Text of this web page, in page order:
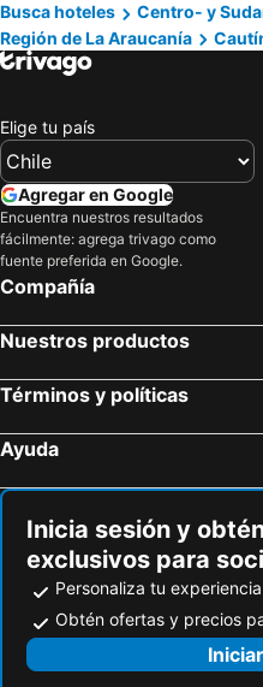
Busca hoteles
Centro- y
Región de La Araucanía
Elige tu país
Agregar en Google
Encuentra nuestros resultados
fácilmente: agrega trivago como
fuente preferida en Google.
Compañía
Nuestros productos
Términos y políticas
Ayuda
Inicia sesión y
exclusivos para
Personaliza tu experiencia
Obtén ofertas y precios